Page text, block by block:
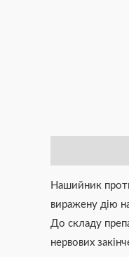
Нашийник
виражену дію
До складу
нервових